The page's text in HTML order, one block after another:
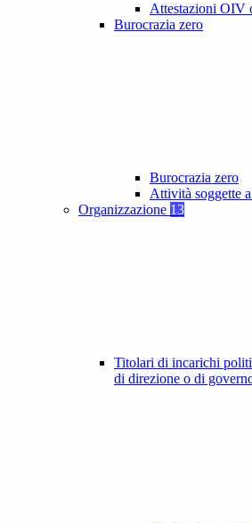
Attestazioni OIV
Burocrazia zero
Burocrazia zero
Attività soggette
Organizzazione 13
Titolari di incarichi
di direzione o di